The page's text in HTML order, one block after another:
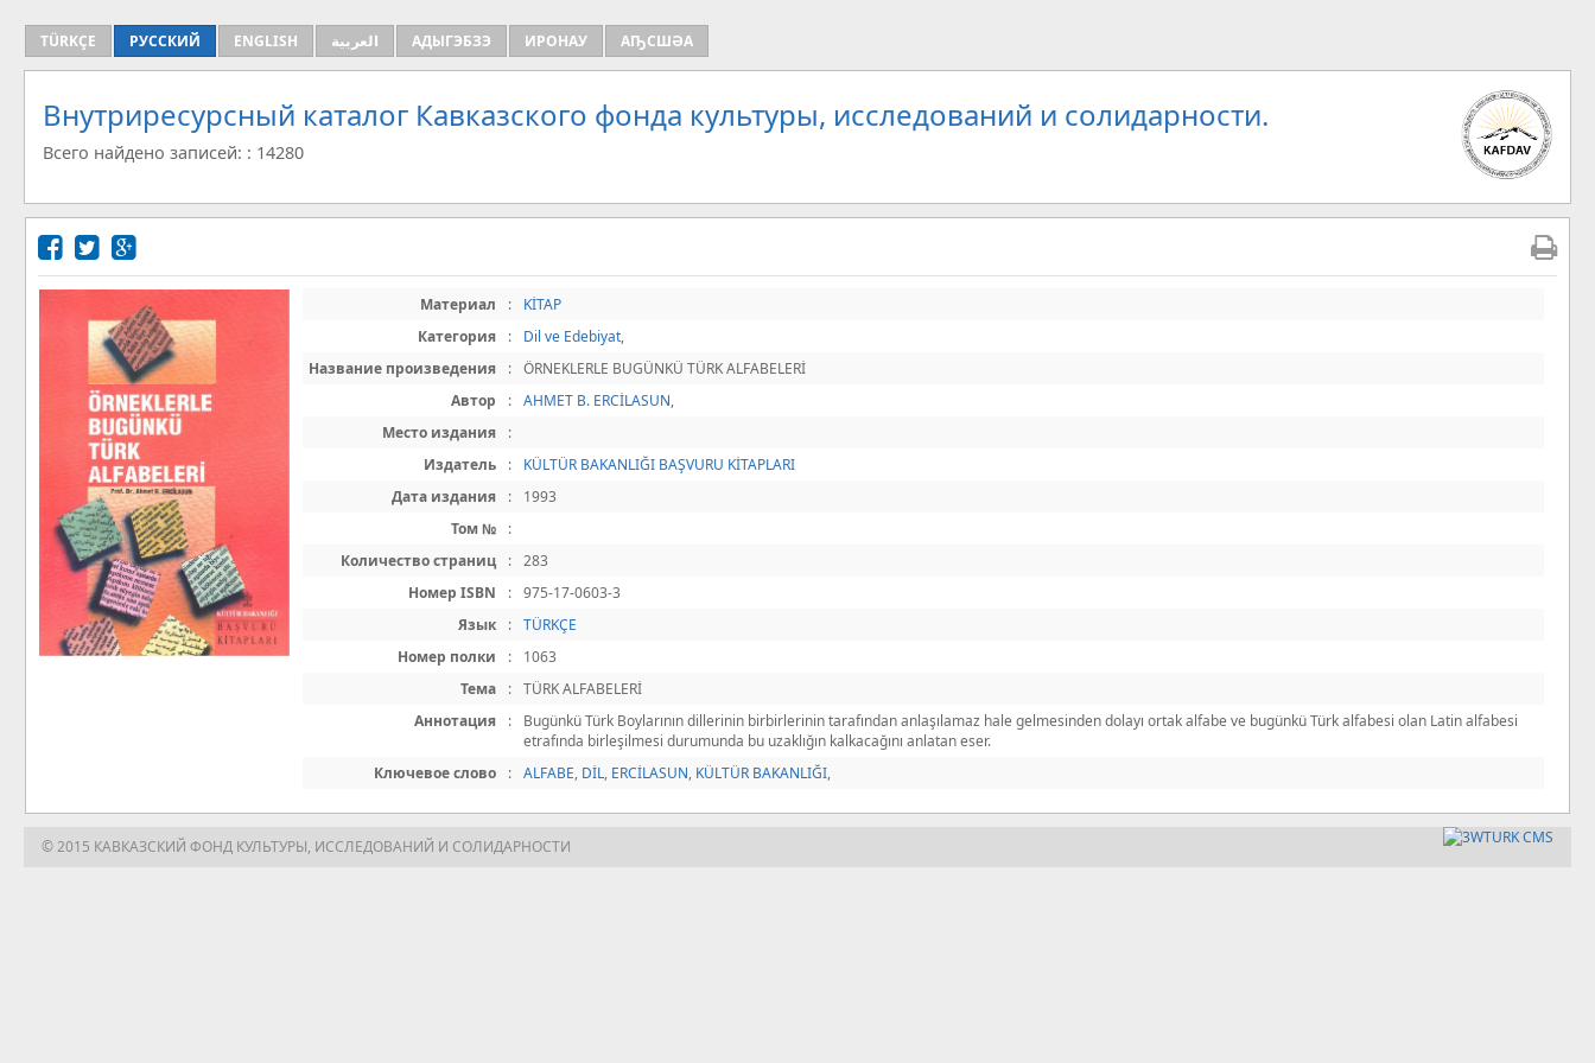
TÜRKÇE РУССКИЙ ENGLISH العربية АДЫГЭБЗЭ ИРОНАУ АҦСШӘА
Внутриресурсный каталог Кавказского фонда культуры, исследований и солидарности.
Всего найдено записей: : 14280
Материал :
KİTAP
Категория
: Dil ve Edebiyat,
Название произведения
:
ÖRNEKLERLE BUGÜNKÜ TÜRK ALFABELERİ
Автор
: AHMET B. ERCİLASUN,
Место издания
:
Издатель
:
KÜLTÜR BAKANLIĞI BAŞVURU KİTAPLARI
Дата издания
:
1993
Том №
:
Количество страниц
:
283
Номер ISBN
:
975-17-0603-3
Язык
:
TÜRKÇE
Номер полки
:
1063
Тема
:
TÜRK ALFABELERİ
Аннотация
:
Bugünkü Türk Boylarının dillerinin birbirlerinin tarafından anlaşılamaz hale gelmesinden dolayı ortak alfabe ve bugünkü Türk alfabesi olan Latin alfabesi
etrafında birleşilmesi durumunda bu uzaklığın kalkacağını anlatan eser.
Ключевое слово
: ALFABE, DİL, ERCİLASUN, KÜLTÜR BAKANLIĞI,
© 2015 КАВКАЗСКИЙ ФОНД КУЛЬТУРЫ, ИССЛЕДОВАНИЙ И СОЛИДАРНОСТИ